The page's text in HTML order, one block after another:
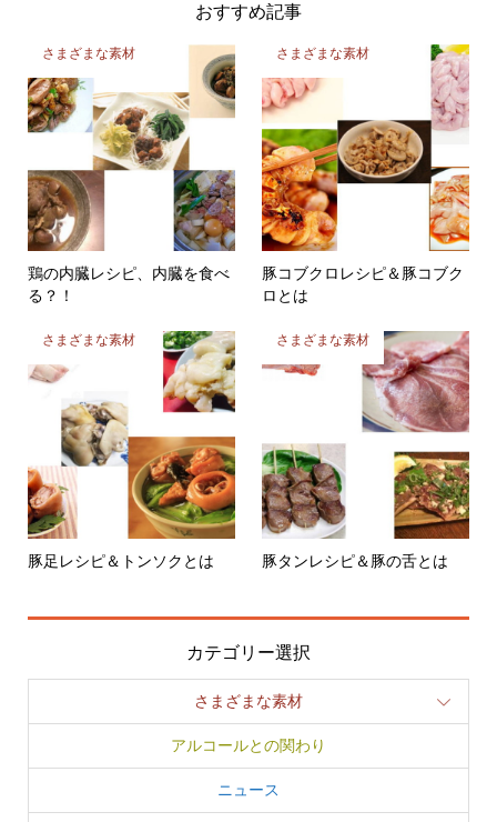
おすすめ記事
さまざまな素材
鶏の内臓レシピ、内臓を食べ
る？！
さまざまな素材
豚コブクロレシピ＆豚コブク
ロとは
さまざまな素材
豚足レシピ＆トンソクとは
さまざまな素材
豚タンレシピ＆豚の舌とは
カテゴリー選択
さまざまな素材
アルコールとの関わり
ニュース